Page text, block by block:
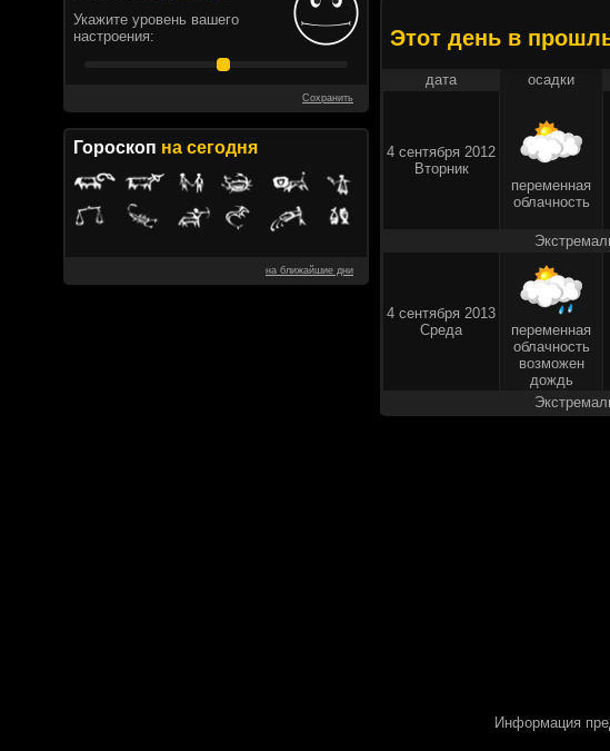
Укажите уровень вашего
настроения:
Сохранить
Гороскоп на сегодня
на ближайшие дни
Этот день в
дата осадки
4 сентября 2012
Вторник
переменная
облачность
4 сентября 2013
Среда
переменная
облачность
возможен
дождь
Информация